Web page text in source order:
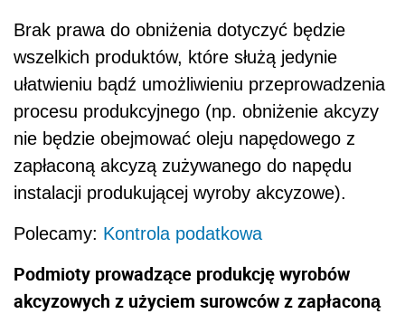
Brak prawa do obniżenia dotyczyć będzie
wszelkich produktów, które służą jedynie
ułatwieniu bądź umożliwieniu przeprowadzenia
procesu produkcyjnego (np. obniżenie akcyzy
nie będzie obejmować oleju napędowego z
zapłaconą akcyzą zużywanego do napędu
instalacji produkującej wyroby akcyzowe).
Polecamy: Kontrola podatkowa
Podmioty prowadzące produkcję wyrobów
akcyzowych z użyciem surowców z zapłaconą